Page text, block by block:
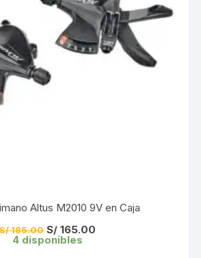
Altus M2010 9V en Caja
S/185.00 El
precio
S/ 165.00
4 disponibles